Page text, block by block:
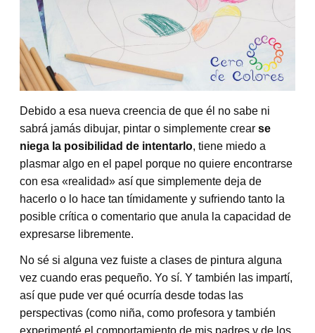
Debido a esa nueva creencia de que él no sabe ni
sabrá jamás dibujar, pintar o simplemente crear se
niega la posibilidad de intentarlo, tiene miedo a
plasmar algo en el papel porque no quiere encontrarse
con esa «realidad» así que simplemente deja de
hacerlo o lo hace tan tímidamente y sufriendo tanto la
posible crítica o comentario que anula la capacidad de
expresarse libremente.
No sé si alguna vez fuiste a clases de pintura alguna
vez cuando eras pequeño. Yo sí. Y también las impartí,
así que pude ver qué ocurría desde todas las
perspectivas (como niña, como profesora y también